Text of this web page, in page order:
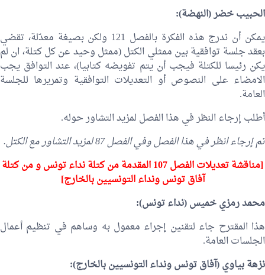
الحبيب خضر(النهضة):
يمكن أن ندرج هذه الفكرة بالفصل 121 ولكن بصيغة معدّلة، تقضي
بعقد جلسة توافقية بين ممثلي الكتل (ممثل وحيد عن كل كتلة، ان لم
يكن رئيسا للكتلة فيجب أن يتم تفويضه كتابيا)، عند التوافق يجب
الامضاء على النصوص أو التعديلات التوافقية وتمريرها للجلسة
العامة.
أطلب إرجاء النظر في هذا الفصل لمزيد التشاور حوله.
تم إرجاء انظر في هذا الفصل وفي الفصل 87 لمزيد التشاور مع الكتل.
[مناقشة تعديلات الفصل 107 المقدمة من كتلة نداء تونس و من كتلة
آفاق تونس ونداء التونسيين بالخارج]
محمد رمزي خميس(نداء تونس):
هذا المقترح جاء لتقنين إجراء معمول به وساهم في تنظيم أعمال
الجلسات العامة.
نزهة بياوي(آفاق تونس ونداء التونسيين بالخارج):